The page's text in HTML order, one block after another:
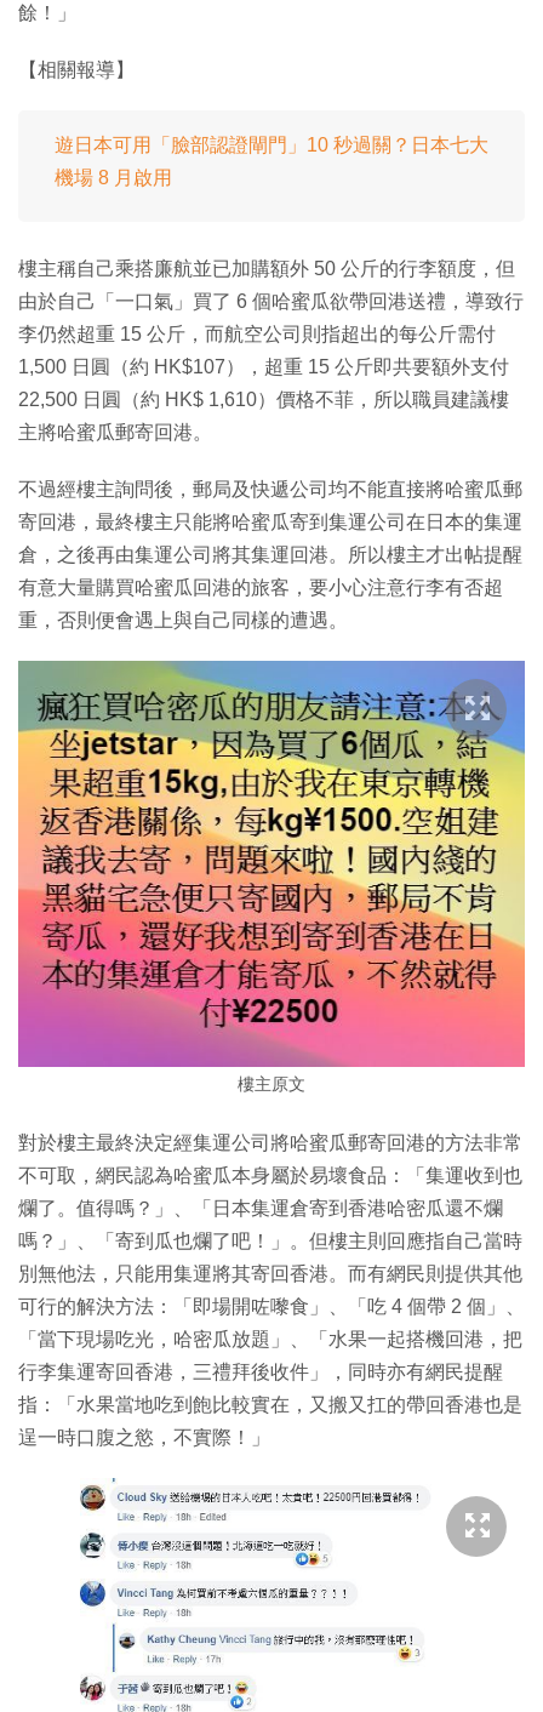
餘！」
【相關報導】
遊日本可用「臉部認證閘門」10 秒過關？日本七大
機場 8 月啟用
樓主稱自己乘搭廉航並已加購額外 50 公斤的行李額度，但
由於自己「一口氣」買了 6 個哈蜜瓜欲帶回港送禮，導致行
李仍然超重 15 公斤，而航空公司則指超出的每公斤需付
1,500 日圓（約 HK$107），超重 15 公斤即共要額外支付
22,500 日圓（約 HK$ 1,610）價格不菲，所以職員建議樓
主將哈蜜瓜郵寄回港。
不過經樓主詢問後，郵局及快遞公司均不能直接將哈蜜瓜郵
寄回港，最終樓主只能將哈蜜瓜寄到集運公司在日本的集運
倉，之後再由集運公司將其集運回港。所以樓主才出帖提醒
有意大量購買哈蜜瓜回港的旅客，要小心注意行李有否超
重，否則便會遇上與自己同樣的遭遇。
樓主原文
對於樓主最終決定經集運公司將哈蜜瓜郵寄回港的方法非常
不可取，網民認為哈蜜瓜本身屬於易壞食品：「集運收到也
爛了。值得嗎？」、「日本集運倉寄到香港哈密瓜還不爛
嗎？」、「寄到瓜也爛了吧！」。但樓主則回應指自己當時
別無他法，只能用集運將其寄回香港。而有網民則提供其他
可行的解決方法：「即場開咗嚟食」、「吃 4 個帶 2 個」、
「當下現場吃光，哈密瓜放題」、「水果一起搭機回港，把
行李集運寄回香港，三禮拜後收件」，同時亦有網民提醒
指：「水果當地吃到飽比較實在，又搬又扛的帶回香港也是
逞一時口腹之慾，不實際！」